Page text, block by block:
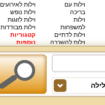
וילות עם
בריכה
וילות
למשפחות
וילות לדתיים
וילות להשכרה
וילות יוקרתיות
וילות לאירועים
וילות נופש
וילות לזוגות
וילות מבודדות
קטגוריות
נוספות